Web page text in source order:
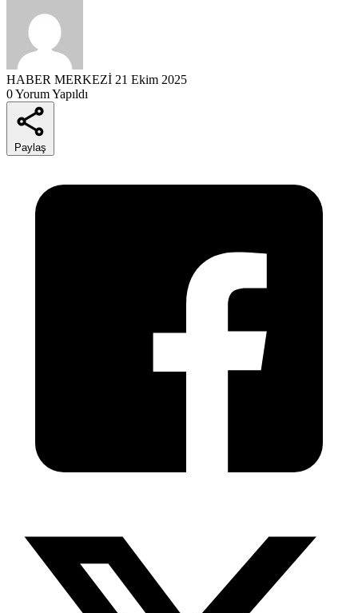
HABER MERKEZİ 21 Ekim 2025
0 Yorum Yapıldı
Paylaş